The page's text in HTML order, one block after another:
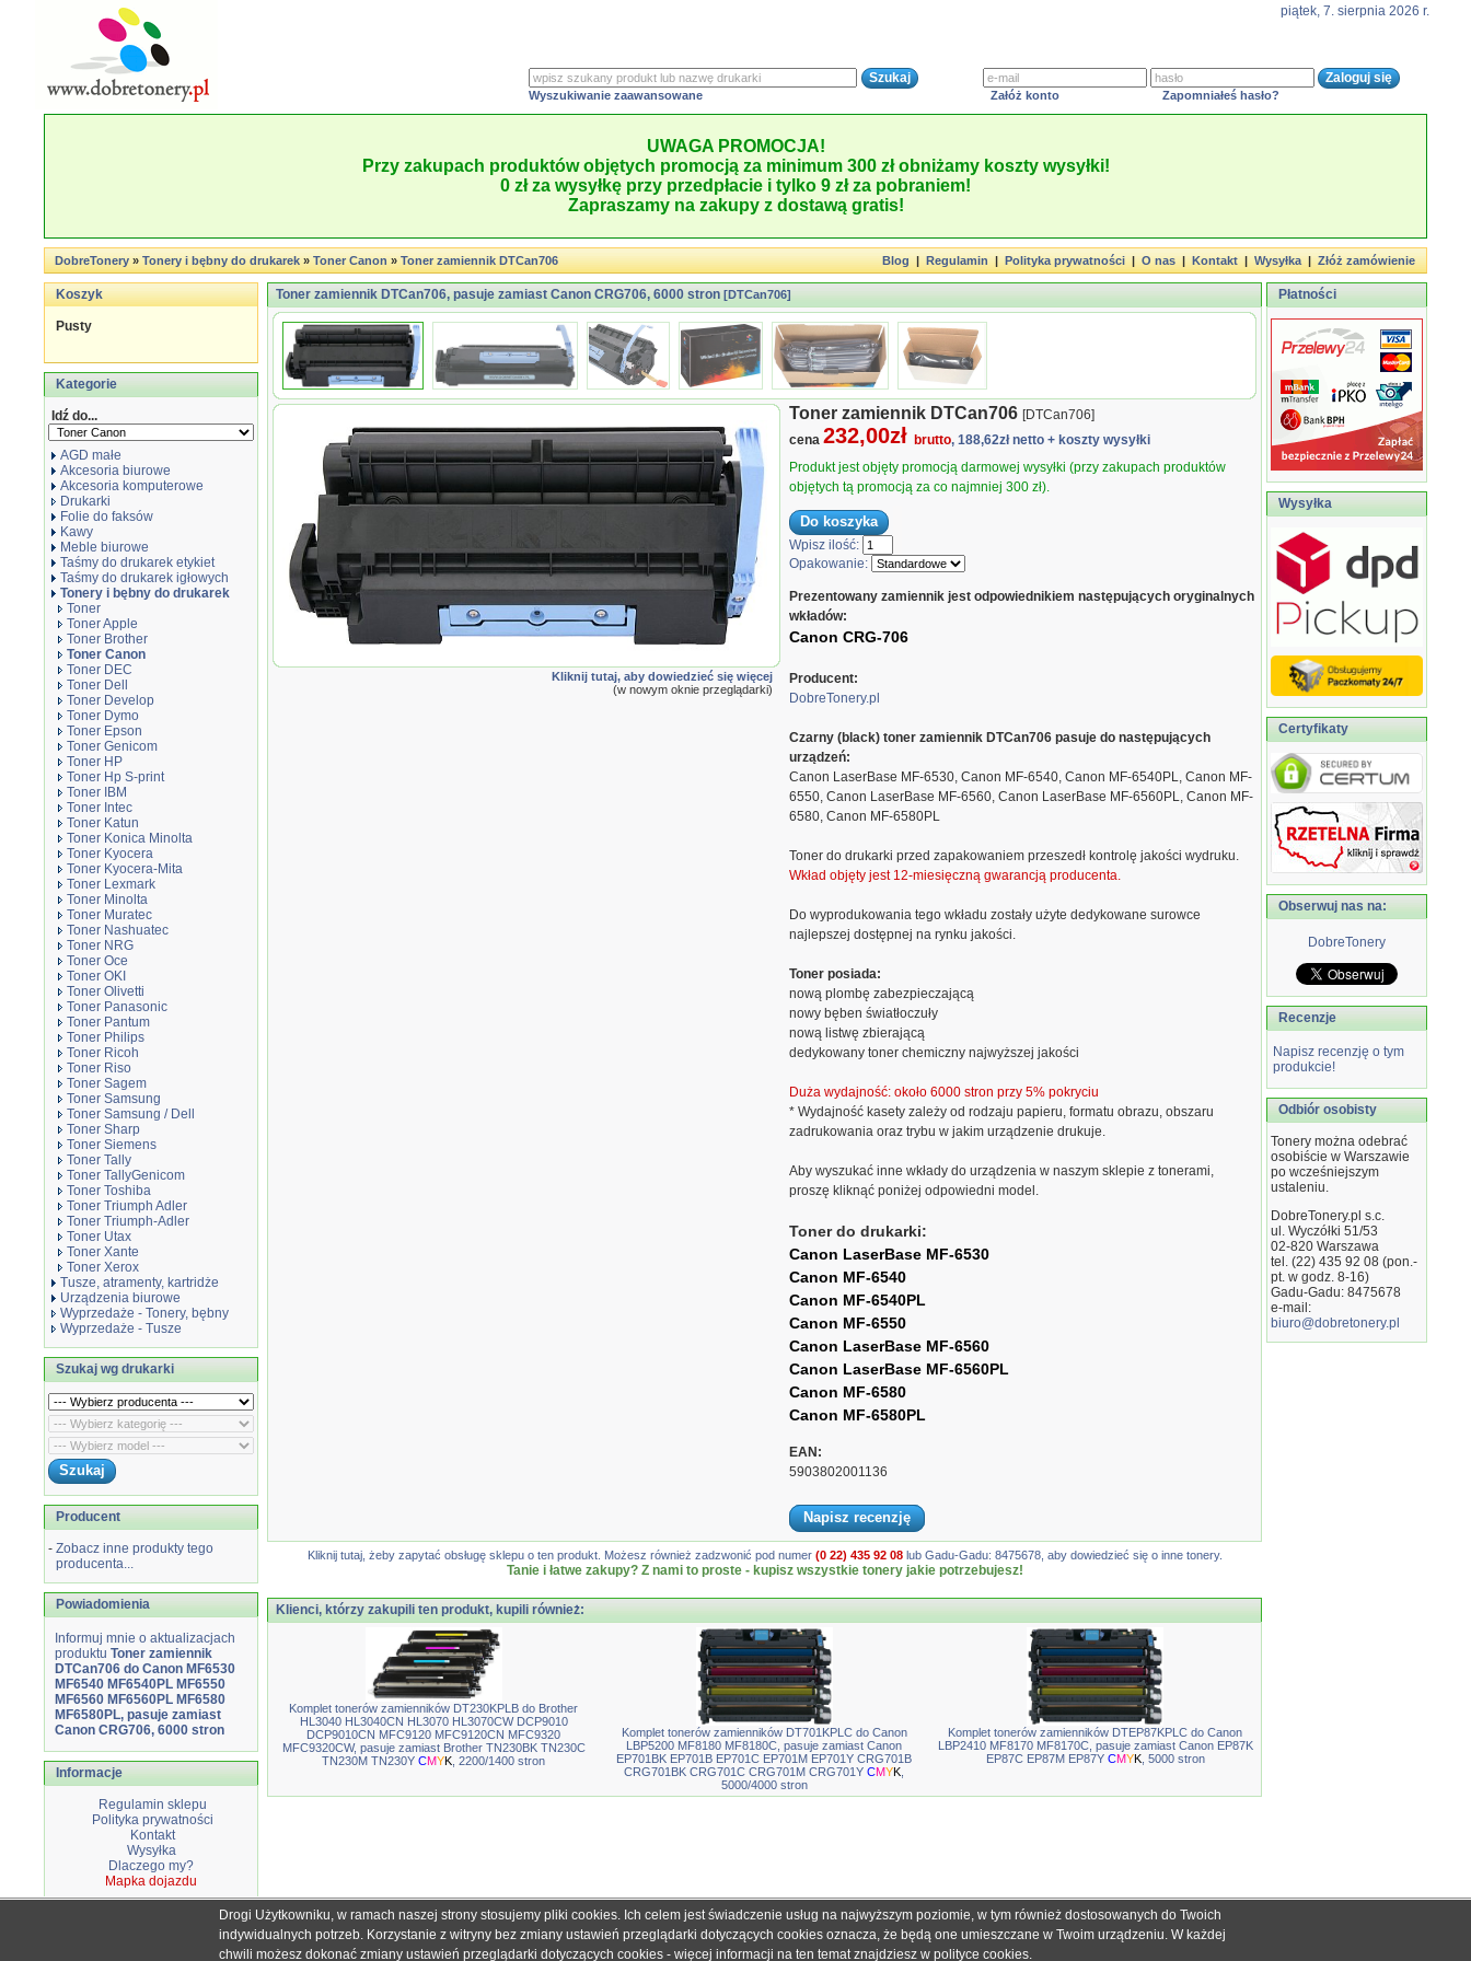
piątek, 7. sierpnia 2026 r.
Wyszukiwanie zaawansowane Załóż konto Zapomniałeś hasło?
UWAGA PROMOCJA!
Przy zakupach produktów objętych promocją za minimum 300 zł obniżamy koszty wysyłki!
0 zł za wysyłkę przy przedpłacie i tylko 9 zł za pobraniem!
Zapraszamy na zakupy z dostawą gratis!
DobreTonery»Tonery i bębny do drukarek»Toner Canon»Toner zamiennik DTCan706 Blog|Regulamin|Polityka prywatności|O nas|Kontakt|Wysyłka|Złóż zamówienie
Koszyk
Pusty
Kategorie
Idź do...
AGD małe
Akcesoria biurowe
Akcesoria komputerowe
Drukarki
Folie do faksów
Kawy
Meble biurowe
Taśmy do drukarek etykiet
Taśmy do drukarek igłowych
Tonery i bębny do drukarek
Toner
Toner Apple
Toner Brother
Toner Canon
Toner DEC
Toner Dell
Toner Develop
Toner Dymo
Toner Epson
Toner Genicom
Toner HP
Toner Hp S-print
Toner IBM
Toner Intec
Toner Katun
Toner Konica Minolta
Toner Kyocera
Toner Kyocera-Mita
Toner Lexmark
Toner Minolta
Toner Muratec
Toner Nashuatec
Toner NRG
Toner Oce
Toner OKI
Toner Olivetti
Toner Panasonic
Toner Pantum
Toner Philips
Toner Ricoh
Toner Riso
Toner Sagem
Toner Samsung
Toner Samsung / Dell
Toner Sharp
Toner Siemens
Toner Tally
Toner TallyGenicom
Toner Toshiba
Toner Triumph Adler
Toner Triumph-Adler
Toner Utax
Toner Xante
Toner Xerox
Tusze, atramenty, kartridże
Urządzenia biurowe
Wyprzedaże - Tonery, bębny
Wyprzedaże - Tusze
Szukaj wg drukarki
Producent
- Zobacz inne produkty tego
producenta...
Powiadomienia
Informuj mnie o aktualizacjach
produktu Toner zamiennik
DTCan706 do Canon MF6530
MF6540 MF6540PL MF6550
MF6560 MF6560PL MF6580
MF6580PL, pasuje zamiast
Canon CRG706, 6000 stron
Informacje
Regulamin sklepu
Polityka prywatności
Kontakt
Wysyłka
Dlaczego my?
Mapka dojazdu
Toner zamiennik DTCan706, pasuje zamiast Canon CRG706, 6000 stron [DTCan706]
Kliknij tutaj, aby dowiedzieć się więcej
(w nowym oknie przeglądarki)
Toner zamiennik DTCan706 [DTCan706]
cena 232,00zł brutto, 188,62zł netto + koszty wysyłki
Produkt jest objęty promocją darmowej wysyłki (przy zakupach produktów
objętych tą promocją za co najmniej 300 zł).
Wpisz ilość:
Opakowanie:
Prezentowany zamiennik jest odpowiednikiem następujących oryginalnych
wkładów:
Canon CRG-706
Producent:
DobreTonery.pl
Czarny (black) toner zamiennik DTCan706 pasuje do następujących
urządzeń:
Canon LaserBase MF-6530, Canon MF-6540, Canon MF-6540PL, Canon MF-
6550, Canon LaserBase MF-6560, Canon LaserBase MF-6560PL, Canon MF-
6580, Canon MF-6580PL
Toner do drukarki przed zapakowaniem przeszedł kontrolę jakości wydruku.
Wkład objęty jest 12-miesięczną gwarancją producenta.
Do wyprodukowania tego wkładu zostały użyte dedykowane surowce
najlepszej dostępnej na rynku jakości.
Toner posiada:
nową plombę zabezpieczającą
nowy bęben światłoczuły
nową listwę zbierającą
dedykowany toner chemiczny najwyższej jakości
Duża wydajność: około 6000 stron przy 5% pokryciu
* Wydajność kasety zależy od rodzaju papieru, formatu obrazu, obszaru
zadrukowania oraz trybu w jakim urządzenie drukuje.
Aby wyszukać inne wkłady do urządzenia w naszym sklepie z tonerami,
proszę kliknąć poniżej odpowiedni model.
Toner do drukarki:
Canon LaserBase MF-6530
Canon MF-6540
Canon MF-6540PL
Canon MF-6550
Canon LaserBase MF-6560
Canon LaserBase MF-6560PL
Canon MF-6580
Canon MF-6580PL
EAN:
5903802001136
Napisz recenzję
Kliknij tutaj, żeby zapytać obsługę sklepu o ten produkt. Możesz również zadzwonić pod numer (0 22) 435 92 08lub Gadu-Gadu: 8475678, aby dowiedzieć się o inne tonery.
Tanie i łatwe zakupy? Z nami to proste - kupisz wszystkie tonery jakie potrzebujesz!
Klienci, którzy zakupili ten produkt, kupili również:
Komplet tonerów zamienników DT230KPLB do Brother
HL3040 HL3040CN HL3070 HL3070CW DCP9010
DCP9010CN MFC9120 MFC9120CN MFC9320
MFC9320CW, pasuje zamiast Brother TN230BK TN230C
TN230M TN230Y CMYK , 2200/1400 stron
Komplet tonerów zamienników DT701KPLC do Canon
LBP5200 MF8180 MF8180C, pasuje zamiast Canon
EP701BK EP701B EP701C EP701M EP701Y CRG701B
CRG701BK CRG701C CRG701M CRG701Y CMYK
5000/4000 stron
Komplet tonerów zamienników DTEP87KPLC do Canon
LBP2410 MF8170 MF8170C, pasuje zamiast Canon EP87K
EP87C EP87M EP87Y CMYK, 5000 stron
Płatności
Wysyłka
Certyfikaty
Obserwuj nas na:
DobreTonery
Recenzje
Napisz recenzję o tym
produkcie!
Odbiór osobisty
Tonery można odebrać
osobiście w Warszawie
po wcześniejszym
ustaleniu.
DobreTonery.pl s.c.
ul. Wyczółki 51/53
02-820 Warszawa
tel. (22) 435 92 08 (pon.-
pt. w godz. 8-16)
Gadu-Gadu: 8475678
e-mail:
biuro@dobretonery.pl
Wszystkie nazwy i znaki handlowe użyte na stronie sklepu dobretonery.pl są znakami zastrzeżonymi dla ich właścicieli i zostały użyte wyłącznie w celach informacyjnych dla określenia kompatybilności produktów.
Mimo dołożenia wszelkich starań nie gwarantujemy, że publikowane dane techniczne nie zawierają braków lub błędów, które jednak nie mogą być podstawą roszczeń.
W przypadku jakichkolwiek wątpliwości prosimy o kontakt z handlowcem przed podjęciem decyzji o zakupie.
Drogi Użytkowniku, w ramach naszej strony stosujemy pliki cookies. Ich celem jest świadczenie usług na najwyższym poziomie, w tym również dostosowanych do Twoich
indywidualnych potrzeb. Korzystanie z witryny bez zmiany ustawień przeglądarki dotyczących cookies oznacza, że będą one umieszczane w Twoim urządzeniu. W każdej
chwili możesz dokonać zmiany ustawień przeglądarki dotyczących cookies - więcej informacji na ten temat znajdziesz w polityce cookies.